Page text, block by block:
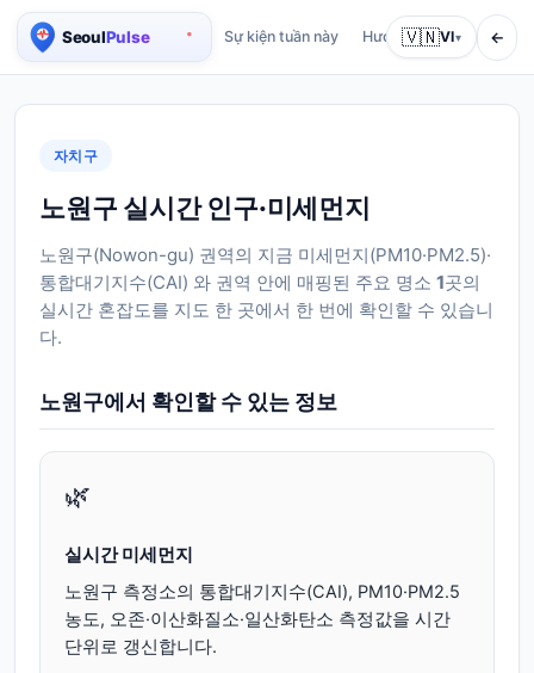
Bản đồ dân số Seoul theo thời gian thực
Sự kiện tuần này Hướng dẫn Giới thiệu
🇻🇳VI▾ ←
자치구
노원구 실시간 인구·미세먼지
노원구(Nowon-gu) 권역의 지금 미세먼지(PM10·PM2.5)·
통합대기지수(CAI) 와 권역 안에 매핑된 주요 명소 1곳의
실시간 혼잡도를 지도 한 곳에서 한 번에 확인할 수 있습니
다.
노원구에서 확인할 수 있는 정보
🌿
실시간 미세먼지
노원구 측정소의 통합대기지수(CAI), PM10·PM2.5
농도, 오존·이산화질소·일산화탄소 측정값을 시간
단위로 갱신합니다.